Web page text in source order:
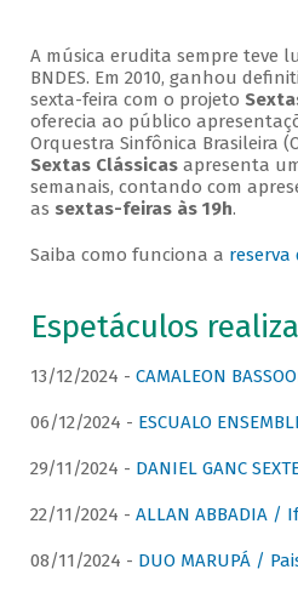
A música erudita sempre teve
BNDES. Em 2010, ganhou
sexta-feira com o projeto
oferecia ao público
Orquestra Sinfônica Brasileira
Sextas Clássicasapresenta
semanais, contando com
as sextas-feiras às 19h.
Saiba como funciona a reserva
Espetáculos
13/12/2024 - CAMALEON
06/12/2024 - ESCUALO
29/11/2024 - DANIEL GANC
22/11/2024 - ALLAN ABBADIA /
08/11/2024 - DUO MARUPÁ /